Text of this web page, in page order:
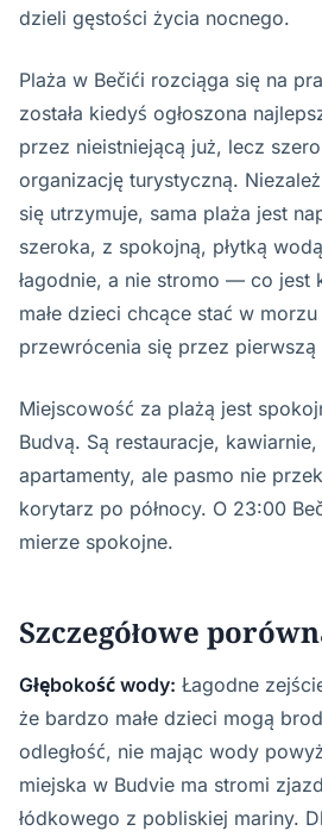
dzieli gęstości życia nocnego.
Plaża w Bečići rozciąga się na
została kiedyś ogłoszona
przez nieistniejącą już, lecz
organizację turystyczną.
się utrzymuje, sama plaża jest
szeroka, z spokojną, płytką
łagodnie, a nie stromo — co jest
małe dzieci chcące stać w
przewrócenia się przez pierwszą
Miejscowość za plażą jest
Budvą. Są restauracje,
apartamenty, ale pasmo nie
korytarz po północy. O 23:00
mierze spokojne.
Szczegółowe
Głębokość wody: Łagodne
że bardzo małe dzieci mogą
odległość, nie mając wody
miejska w Budvie ma stromi
łódkowego z pobliskiej mariny.